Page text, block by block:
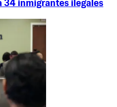
34 inmigrantes ilegales